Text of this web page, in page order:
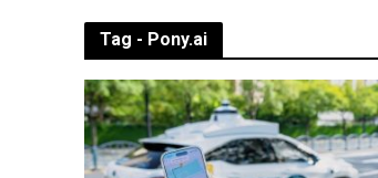
Tag - Pony.ai